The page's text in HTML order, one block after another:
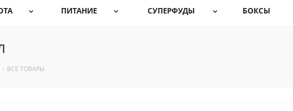
ПИТАНИЕ СУПЕРФУДЫ БОКСЫ
- ВСЕ ТОВАРЫ